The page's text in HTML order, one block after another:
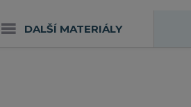
DALŠÍ MATERIÁLY